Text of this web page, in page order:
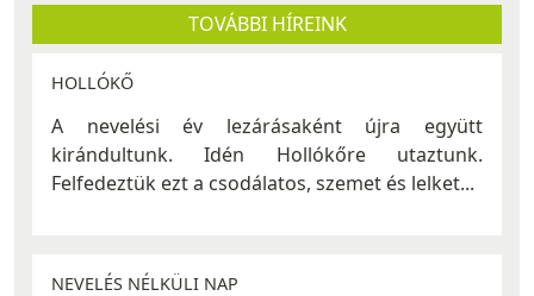
TOVÁBBI HÍREINK
HOLLÓKŐ
A nevelési év lezárásaként újra együtt
kirándultunk. Idén Hollókőre utaztunk.
Felfedeztük ezt a csodálatos, szemet és lelket...
NEVELÉS NÉLKÜLI NAP